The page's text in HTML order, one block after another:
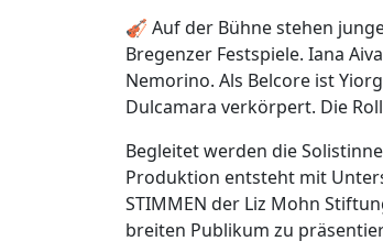
🎻 Auf der Bühne stehen
Bregenzer Festspiele. Iana
Nemorino. Als Belcore ist
Dulcamara verkörpert. Die
Begleitet werden die
Produktion entsteht mit
STIMMEN der Liz Mohn
breiten Publikum zu